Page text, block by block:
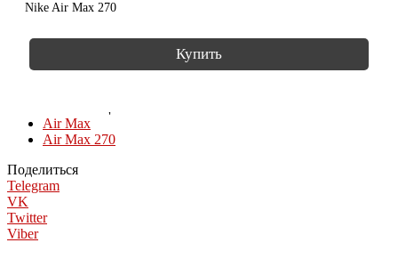
Nike Air Max 270
Купить
Air Max
Air Max 270
Поделиться
Telegram
VK
Twitter
Viber